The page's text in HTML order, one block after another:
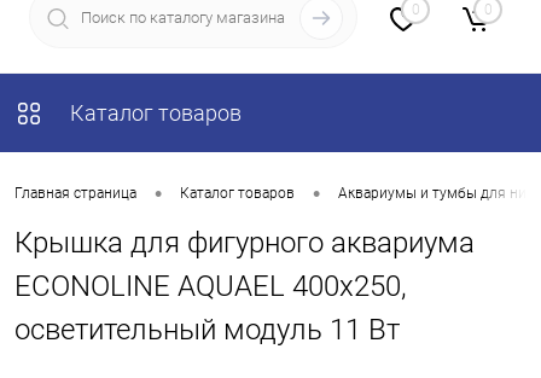
0 0
Каталог товаров
Главная страница • Каталог товаров • Аквариумы и тумбы для них
Крышка для фигурного аквариума
ECONOLINE AQUAEL 400х250,
осветительный модуль 11 Вт